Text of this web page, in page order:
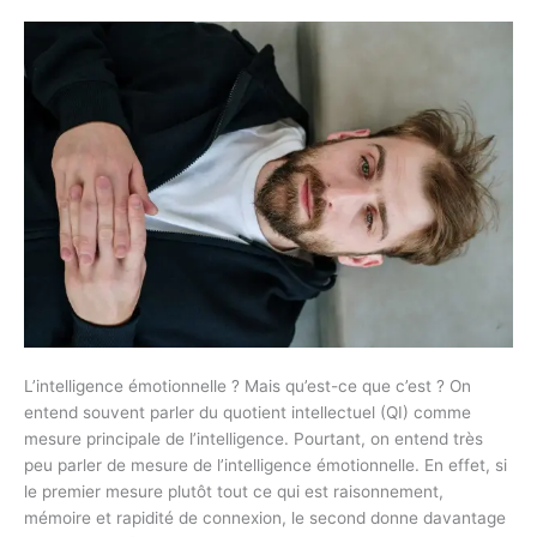
L’intelligence émotionnelle ? Mais qu’est-ce que c’est ? On
entend souvent parler du quotient intellectuel (QI) comme
mesure principale de l’intelligence. Pourtant, on entend très
peu parler de mesure de l’intelligence émotionnelle. En effet, si
le premier mesure plutôt tout ce qui est raisonnement,
mémoire et rapidité de connexion, le second donne davantage